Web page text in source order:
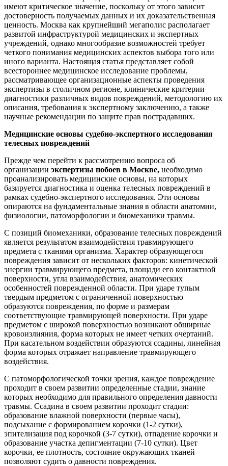
имеют критическое значение, поскольку от этого зависит
достоверность получаемых данных и их доказательственная
ценность. Москва как крупнейший мегаполис располагает
развитой инфраструктурой медицинских и экспертных
учреждений, однако многообразие возможностей требует
четкого понимания медицинских аспектов выбора того или
иного варианта. Настоящая статья представляет собой
всестороннее медицинское исследование проблемы,
рассматривающее организационные аспекты проведения
экспертизы в столичном регионе, клинические критерии
диагностики различных видов повреждений, методологию их
описания, требования к экспертному заключению, а также
научные рекомендации по защите прав пострадавших.
Медицинские основы судебно-экспертного исследования
телесных повреждений
Прежде чем перейти к рассмотрению вопроса об
организации экспертизы побоев в Москве, необходимо
проанализировать медицинские основы, на которых
базируется диагностика и оценка телесных повреждений в
рамках судебно-экспертного исследования. Эти основы
опираются на фундаментальные знания в области анатомии,
физиологии, патоморфологии и биомеханики травмы.
С позиций биомеханики, образование телесных повреждений
является результатом взаимодействия травмирующего
предмета с тканями организма. Характер образующегося
повреждения зависит от нескольких факторов: кинетической
энергии травмирующего предмета, площади его контактной
поверхности, угла взаимодействия, анатомических
особенностей поврежденной области. При ударе тупым
твердым предметом с ограниченной поверхностью
образуются повреждения, по форме и размерам
соответствующие травмирующей поверхности. При ударе
предметом с широкой поверхностью возникают обширные
кровоизлияния, форма которых не имеет четких очертаний.
При касательном воздействии образуются ссадины, линейная
форма которых отражает направление травмирующего
воздействия.
С патоморфологической точки зрения, каждое повреждение
проходит в своем развитии определенные стадии, знание
которых необходимо для правильного определения давности
травмы. Ссадина в своем развитии проходит стадии:
образование влажной поверхности (первые часы),
подсыхание с формированием корочки (1-2 сутки),
эпителизация под корочкой (3-7 сутки), отпадение корочки и
образование участка депигментации (7-10 сутки). Цвет
корочки, ее плотность, состояние окружающих тканей
позволяют судить о давности повреждения.